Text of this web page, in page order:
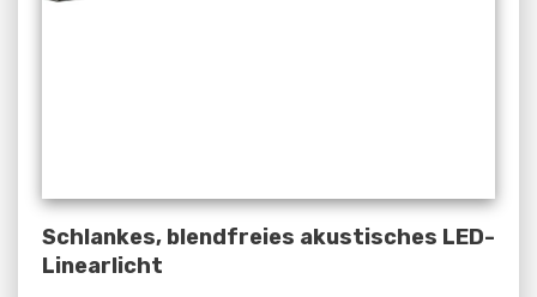
Schlankes, blendfreies akustisches LED-
Linearlicht